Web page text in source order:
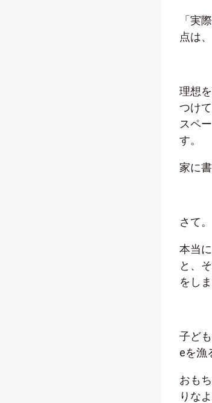
「実
点は
理想
つけ
スペ
す。
家に
さて。
本当
と、
をしま
子ど
eを漁
おも
りな